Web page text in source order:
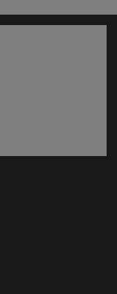
ventana)
ventana)